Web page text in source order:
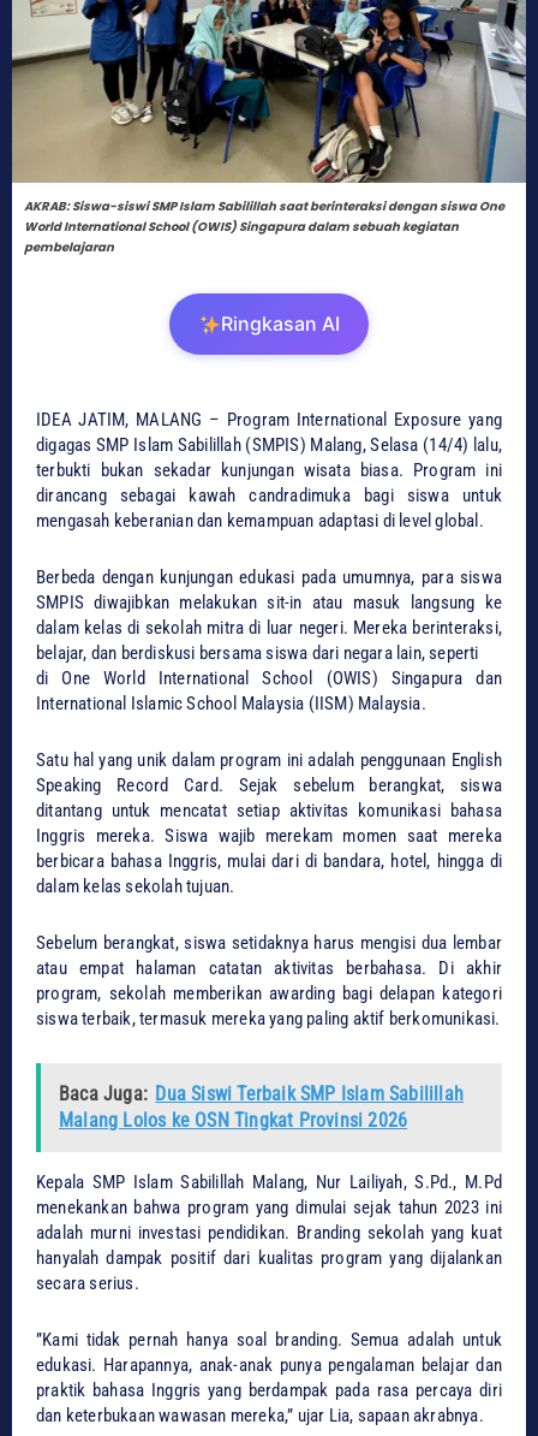
AKRAB: Siswa-siswi SMP Islam Sabilillah saat berinteraksi dengan siswa One
World International School (OWIS) Singapura dalam sebuah kegiatan
pembelajaran
Ringkasan AI
IDEA JATIM, MALANG – Program International Exposure yang
digagas SMP Islam Sabilillah (SMPIS) Malang, Selasa (14/4) lalu,
terbukti bukan sekadar kunjungan wisata biasa. Program ini
dirancang sebagai kawah candradimuka bagi siswa untuk
mengasah keberanian dan kemampuan adaptasi di level global.
​Berbeda dengan kunjungan edukasi pada umumnya, para siswa
SMPIS diwajibkan melakukan sit-in atau masuk langsung ke
dalam kelas di sekolah mitra di luar negeri. Mereka berinteraksi,
belajar, dan berdiskusi bersama siswa dari negara lain, seperti
di One World International School (OWIS) Singapura dan
International Islamic School Malaysia (IISM) Malaysia.
​Satu hal yang unik dalam program ini adalah penggunaan English
Speaking Record Card. Sejak sebelum berangkat, siswa
ditantang untuk mencatat setiap aktivitas komunikasi bahasa
Inggris mereka. Siswa wajib merekam momen saat mereka
berbicara bahasa Inggris, mulai dari di bandara, hotel, hingga di
dalam kelas sekolah tujuan.
​Sebelum berangkat, siswa setidaknya harus mengisi dua lembar
atau empat halaman catatan aktivitas berbahasa. Di akhir
program, sekolah memberikan awarding bagi delapan kategori
siswa terbaik, termasuk mereka yang paling aktif berkomunikasi.
Baca Juga: Dua Siswi Terbaik SMP Islam Sabilillah
Malang Lolos ke OSN Tingkat Provinsi 2026
​Kepala SMP Islam Sabilillah Malang, Nur Lailiyah, S.Pd., M.Pd
menekankan bahwa program yang dimulai sejak tahun 2023 ini
adalah murni investasi pendidikan. Branding sekolah yang kuat
hanyalah dampak positif dari kualitas program yang dijalankan
secara serius.
​”Kami tidak pernah hanya soal branding. Semua adalah untuk
edukasi. Harapannya, anak-anak punya pengalaman belajar dan
praktik bahasa Inggris yang berdampak pada rasa percaya diri
dan keterbukaan wawasan mereka,” ujar Lia, sapaan akrabnya.